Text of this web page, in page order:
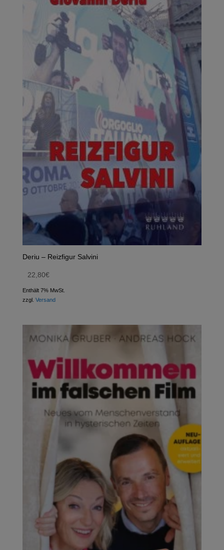
Deriu – Reizfigur Salvini
22,80€
Enthält 7% MwSt.
zzgl. Versand